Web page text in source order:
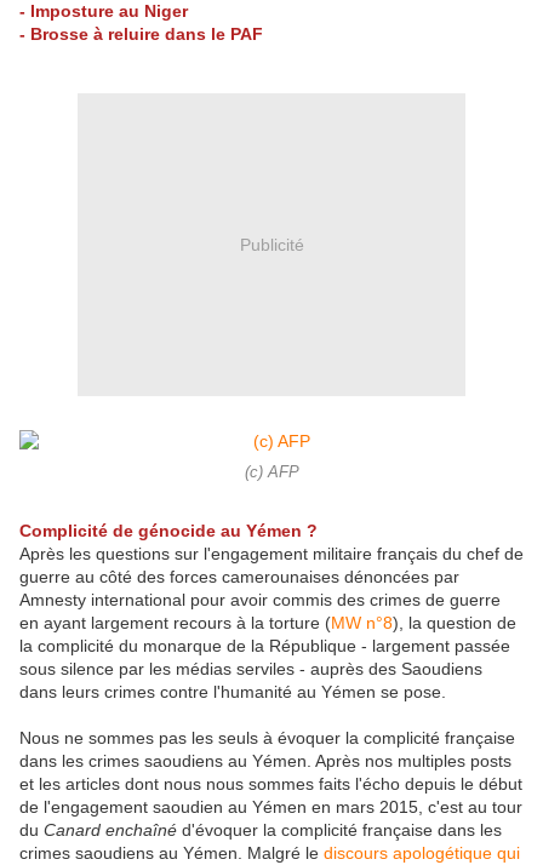
- Imposture au Niger
- Brosse à reluire dans le PAF
Publicité
(c) AFP
Complicité de génocide au Yémen ?
Après les questions sur l'engagement militaire français du chef de
guerre au côté des forces camerounaises dénoncées par
Amnesty international pour avoir commis des crimes de guerre
en ayant largement recours à la torture (MW n°8), la question de
la complicité du monarque de la République - largement passée
sous silence par les médias serviles - auprès des Saoudiens
dans leurs crimes contre l'humanité au Yémen se pose.
Nous ne sommes pas les seuls à évoquer la complicité française
dans les crimes saoudiens au Yémen. Après nos multiples posts
et les articles dont nous nous sommes faits l'écho depuis le début
de l'engagement saoudien au Yémen en mars 2015, c'est au tour
du Canard enchaîné d'évoquer la complicité française dans les
crimes saoudiens au Yémen. Malgré le discours apologétique qui